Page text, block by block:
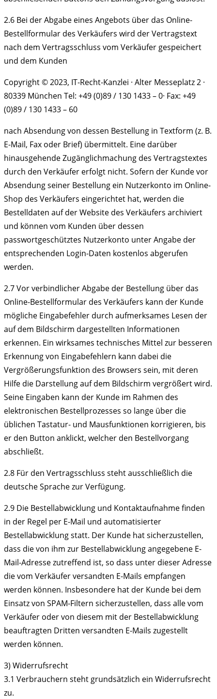
2.6 Bei der Abgabe eines Angebots über das Online-
Bestellformular des Verkäufers wird der Vertragstext
nach dem Vertragsschluss vom Verkäufer gespeichert
und dem Kunden
Copyright © 2023, IT-Recht-Kanzlei · Alter Messeplatz 2 ·
80339 München Tel: +49 (0)89 / 130 1433 – 0· Fax: +49
(0)89 / 130 1433 – 60
nach Absendung von dessen Bestellung in Textform (z. B.
E-Mail, Fax oder Brief) übermittelt. Eine darüber
hinausgehende Zugänglichmachung des Vertragstextes
durch den Verkäufer erfolgt nicht. Sofern der Kunde vor
Absendung seiner Bestellung ein Nutzerkonto im Online-
Shop des Verkäufers eingerichtet hat, werden die
Bestelldaten auf der Website des Verkäufers archiviert
und können vom Kunden über dessen
passwortgeschütztes Nutzerkonto unter Angabe der
entsprechenden Login-Daten kostenlos abgerufen
werden.
2.7Vor verbindlicher Abgabe der Bestellung über das
Online-Bestellformular des Verkäufers kann der Kunde
mögliche Eingabefehler durch aufmerksames Lesen der
auf dem Bildschirm dargestellten Informationen
erkennen. Ein wirksames technisches Mittel zur besseren
Erkennung von Eingabefehlern kann dabei die
Vergrößerungsfunktion des Browsers sein, mit deren
Hilfe die Darstellung auf dem Bildschirm vergrößert wird.
Seine Eingaben kann der Kunde im Rahmen des
elektronischen Bestellprozesses so lange über die
üblichen Tastatur- und Mausfunktionen korrigieren, bis
er den Button anklickt, welcher den Bestellvorgang
abschließt.
2.8 Für den Vertragsschluss steht ausschließlich die
deutsche Sprache zur Verfügung.
2.9 Die Bestellabwicklung und Kontaktaufnahme finden
in der Regel per E-Mail und automatisierter
Bestellabwicklung statt. Der Kunde hat sicherzustellen,
dass die von ihm zur Bestellabwicklung angegebene E-
Mail-Adresse zutreffend ist, so dass unter dieser Adresse
die vom Verkäufer versandten E-Mails empfangen
werden können. Insbesondere hat der Kunde bei dem
Einsatz von SPAM-Filtern sicherzustellen, dass alle vom
Verkäufer oder von diesem mit der Bestellabwicklung
beauftragten Dritten versandten E-Mails zugestellt
werden können.
3) Widerrufsrecht
3.1 Verbrauchern steht grundsätzlich ein Widerrufsrecht
zu.